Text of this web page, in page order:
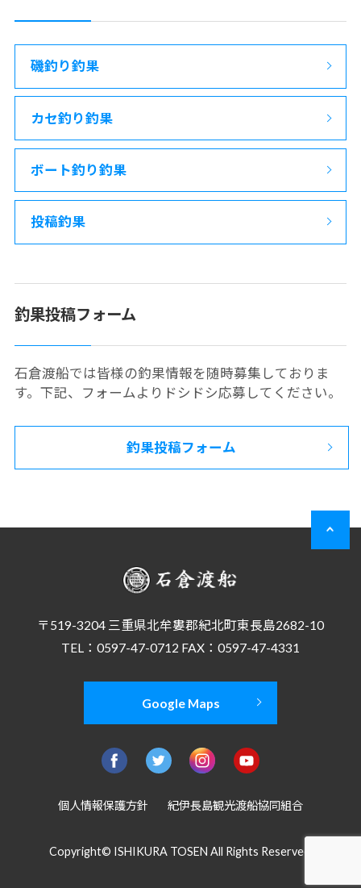
磯釣り釣果
カセ釣り釣果
ボート釣り釣果
投稿釣果
釣果投稿フォーム
石倉渡船では皆様の釣果情報を随時募集しておりま
す。下記、フォームよりドシドシ応募してください。
釣果投稿フォーム
〒519-3204 三重県北牟婁郡紀北町東長島2682-10
TEL：0597-47-0712 FAX：0597-47-4331
Google Maps
個人情報保護方針 紀伊長島観光渡船協同組合
Copyright© ISHIKURA TOSEN All Rights Reserved.